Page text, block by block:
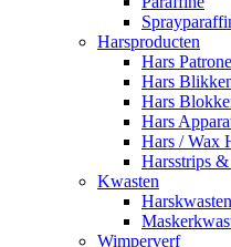
Harsproducten
Hars
Hars
Hars
Hars
Hars / Wax
Harsstrips
Kwasten
Harskwasten
Wimperverf